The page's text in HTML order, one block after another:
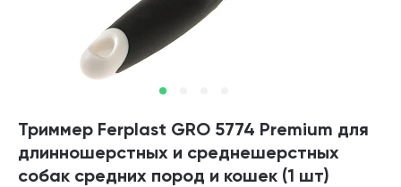
Триммер Ferplast GRO 5774 Premium для
длинношерстных и среднешерстных
собак средних пород и кошек (1 шт)